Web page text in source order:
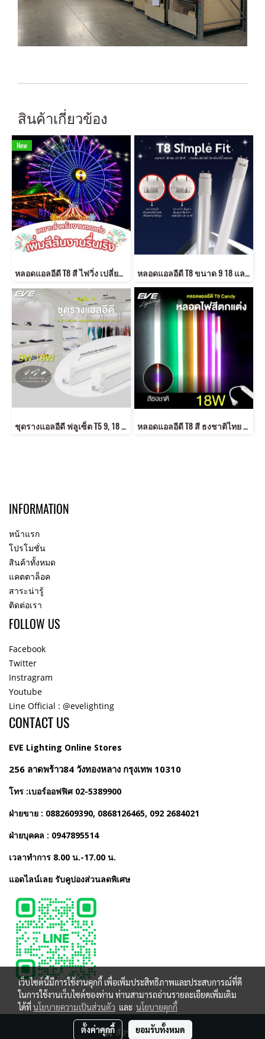
สั่งซื้อสินค้า
สินค้าเกี่ยวข้อง
New
หลอดแอลอีดี T8 สี ไฟวิ่ง เปลี่ยนสีแบบวนสลับ สวยงาม พร้อมขั้วต่อกันน้ำในตัว ใช้ภายนอกได้ กันฝุ่นกันฝน ทนแดดติดตั้งง่าย เหมาะสำหรับประดับตกแต่งเพิ่มสีสันในงานรื่นเริงต่างๆ สถานที่ หลอดแอลอีดี T8 ขนาด 9 18 และ 22 วัตต์ แสงขาวเดย์ไลท์ LED T8 มาตรฐาน มอก.2779 หลอดมาตรฐานใหม่ มอก ใหม่ หลอดT8 LED T8
ชุดรางแอลอีดี ฟลูเซ็ต T5 9, 18 วัตต์ แสงขาวเดย์ไลท์ และแสงเหลืองวอร์มไวท์ Full Set T5 หลอดแอลอีดี T8 สี ธงชาติไทย สีเดย์ไลท์ สีฟ้า สีเหลือง สีเขียว สีแดง ขนาด 18 วัตต์ ติดตั้งใช้งานภายนอกได้ LED T8 Candy
INFORMATION
หน้าแรก
โปรโมชั่น
สินค้าทั้งหมด
แคตตาล็อค
สาระน่ารู้
ติดต่อเรา
FOLLOW US
Facebook
Twitter
Instragram
Youtube
Line Official : @evelighting
CONTACT US
EVE Lighting Online Stores
256 ลาดพร้าว84 วังทองหลาง กรุงเทพ 10310
โทร :เบอร์ออฟฟิศ 02-5389900
ฝ่ายขาย : 0882609390, 0868126465, 092 2684021
ฝ่ายบุคคล : 0947895514
เวลาทำการ 8.00 น.-17.00 น.
แอดไลน์เลย รับคูปองส่วนลดพิเศษ
เว็บไซต์นี้มีการใช้งานคุกกี้ เพื่อเพิ่มประสิทธิภาพและประสบการณ์ที่ดี
ในการใช้งานเว็บไซต์ของท่าน ท่านสามารถอ่านรายละเอียดเพิ่มเติม
ได้ที่นโยบายความเป็นส่วนตัว และ นโยบายคุกกี้
ตั้งค่าคุกกี้ ยอมรับทั้งหมด